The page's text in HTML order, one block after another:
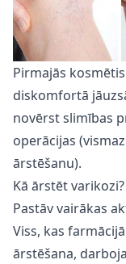
Pirmajās
diskomfortā
novērst slimības
operācijas
ārstēšanu).
Kā ārstēt
Pastāv vairākas
Viss, kas
ārstēšana,